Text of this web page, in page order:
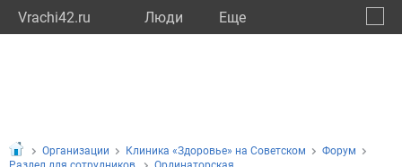
Vrachi42.ru Люди Eще
Организации Клиника «Здоровье» на Советском
Форум